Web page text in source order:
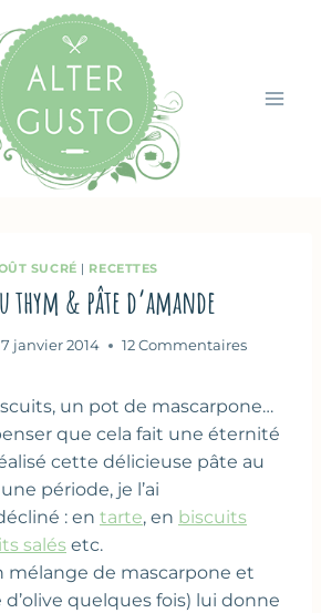
SUCRÉ | RECETTES
thym & pâte d’amande
janvier 2014 12 Commentaires
un pot de mascarpone…
que cela fait une éternité
cette délicieuse pâte au
période, je l’ai
: en tarte, en biscuits
salés etc.
mélange de mascarpone et
quelques fois) lui donne